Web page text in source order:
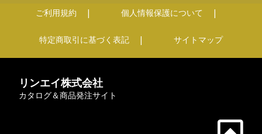
ご利用規約 個人情報保護について
特定商取引に基づく表記 サイトマップ
リンエイ株式会社
カタログ＆商品発注サイト